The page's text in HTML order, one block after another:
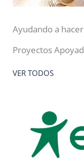
Ayudando a
Proyectos
VER TODOS